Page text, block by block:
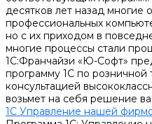
десятков лет назад многие
профессиональных
но с их приходом в
многие процессы стали
1С:Франчайзи «Ю-Софт»
программу 1С по розничной
консультацией
возьмет на себя решение
1С Управление нашей